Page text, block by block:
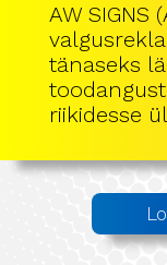
AW SIGNS
tänaseks
riikidesse